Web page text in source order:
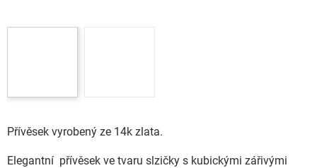
Přívěsek vyrobený ze 14k zlata.
Elegantní přívěsek ve tvaru slzičky s kubickými zářivými